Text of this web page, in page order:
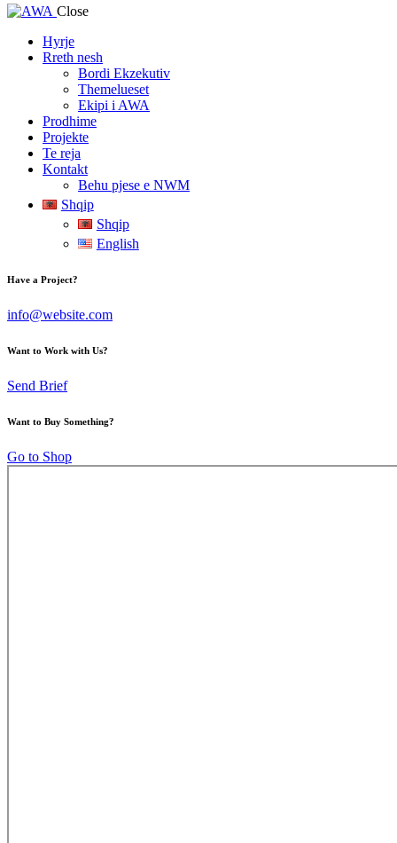
Close
Hyrje
Rreth nesh
Bordi Ekzekutiv
Themelueset
Ekipi i AWA
Prodhime
Projekte
Te reja
Kontakt
Behu pjese e NWM
Shqip
Shqip
English
Have a Project?
info@website.com
Want to Work with Us?
Send Brief
Want to Buy Something?
Go to Shop